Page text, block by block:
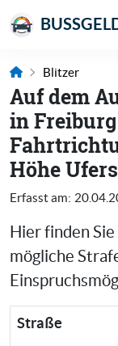
Blitzer
Auf dem
in
Höhe
Erfasst am:
Hier finden
mögliche
Straße